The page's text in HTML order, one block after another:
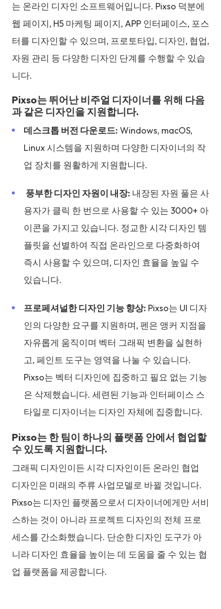
는 온라인 디자인 소프트웨어입니다. Pixso 덕분에
웹 페이지, H5 마케팅 페이지, APP 인터페이스, 포스
터를 디자인할 수 있으며, 프로토타입, 디자인, 협업,
자원 관리 등 다양한 디자인 단계를 수행할 수 있습
니다.
Pixso는 뛰어난 비주얼 디자이너를 위해 다음
과 같은 디자인을 지원합니다.
데스크톱 버전 다운로드: Windows, macOS,
Linux 시스템을 지원하며 다양한 디자이너의 작
업 장치를 원활하게 지원합니다.
풍부한 디자인 자원이 내장: 내장된 자원 풀은 사
용자가 클릭 한 번으로 사용할 수 있는 3000+ 아
이콘을 가지고 있습니다. 정교한 시각 디자인 템
플릿을 선별하여 직접 온라인으로 다중화하여
즉시 사용할 수 있으며, 디자인 효율을 높일 수
있습니다.
프로페셔널한 디자인 기능 향상: Pixso는 UI 디자
인의 다양한 요구를 지원하며, 펜은 앵커 지점을
자유롭게 움직이며 벡터 그래픽 변환을 실현하
고, 페인트 도구는 영역을 나눌 수 있습니다.
Pixso는 벡터 디자인에 집중하고 필요 없는 기능
은 삭제했습니다. 세련된 기능과 인터페이스 스
타일로 디자이너는 디자인 자체에 집중합니다.
Pixso는 한 팀이 하나의 플랫폼 안에서 협업할
수 있도록 지원합니다.
그래픽 디자인이든 시각 디자인이든 온라인 협업
디자인은 미래의 주류 사업모델로 바뀔 것입니다.
Pixso는 디자인 플랫폼으로서 디자이너에게만 서비
스하는 것이 아니라 프로젝트 디자인의 전체 프로
세스를 간소화했습니다. 단순한 디자인 도구가 아
니라 디자인 효율을 높이는 데 도움을 줄 수 있는 협
업 플랫폼을 제공합니다.